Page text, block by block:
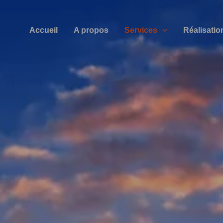
Accueil A propos Services